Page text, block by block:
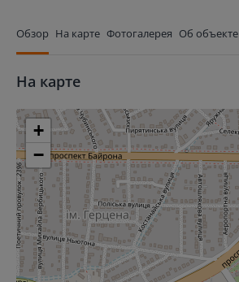
Обзор На карте Фотогалерея Об объекте
На карте
+
−